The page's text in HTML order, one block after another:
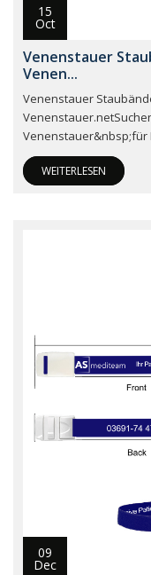
15
Oct
Venenstauer
Venen...
Venenstauer
Venenstauer&nbsp;für
WEITERLESEN
09
Dec